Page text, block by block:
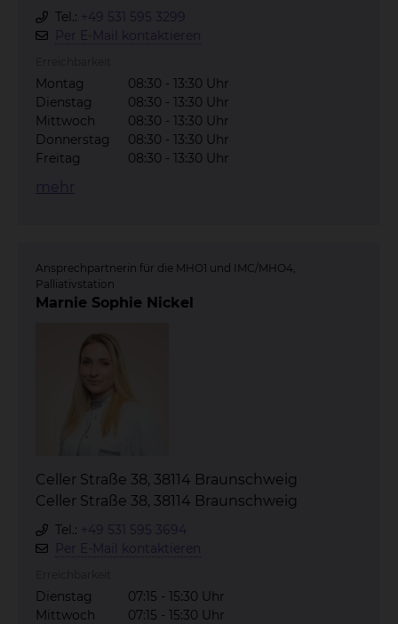
Tel.: +49 531 595 3299
Per E-Mail kontaktieren
Montag
08:30 - 13:30 Uhr
Dienstag
08:30 - 13:30 Uhr
Mittwoch
08:30 - 13:30 Uhr
Donnerstag
08:30 - 13:30 Uhr
Freitag
08:30 - 13:30 Uhr
mehr
Ansprechpartnerin für die MHO1 und IMC/MHO4,
Palliativstation
Marnie Sophie Nickel
Celler Straße 38, 38114 Braunschweig
Celler Straße 38, 38114 Braunschweig
Tel.: +49 531 595 3694
Per E-Mail kontaktieren
Dienstag
07:15 - 15:30 Uhr
Mittwoch
07:15 - 15:30 Uhr